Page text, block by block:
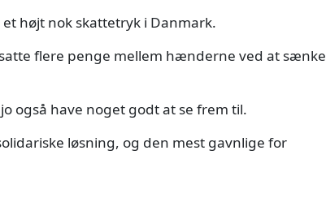
højt nok skattetryk i Danmark.
flere penge mellem hænderne ved at sænke
også have noget godt at se frem til.
løsning, og den mest gavnlige for